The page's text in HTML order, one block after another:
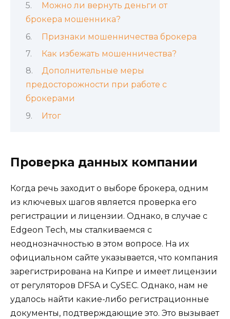
Можно ли вернуть деньги от
брокера мошенника?
Признаки мошенничества брокера
Как избежать мошенничества?
Дополнительные меры
предосторожности при работе с
брокерами
Итог
Проверка данных компании
Когда речь заходит о выборе брокера, одним
из ключевых шагов является проверка его
регистрации и лицензии. Однако, в случае с
Edgeon Tech, мы сталкиваемся с
неоднозначностью в этом вопросе. На их
официальном сайте указывается, что компания
зарегистрирована на Кипре и имеет лицензии
от регуляторов DFSA и CySEC. Однако, нам не
удалось найти какие-либо регистрационные
документы, подтверждающие это. Это вызывает